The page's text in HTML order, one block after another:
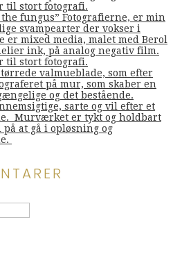
til stort fotografi.
fungus” Fotografierne, er min
svampearter der vokser i
er mixed media, malet med Berol
ink, på analog negativ film.
til stort fotografi.
valmueblade, som efter
på mur, som skaber en
og det bestående.
sarte og vil efter et
Murværket er tykt og holdbart
at gå i opløsning og